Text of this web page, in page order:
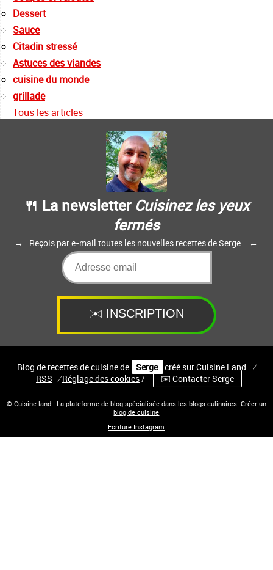
Dessert
Sauce
Citadin stressé
Astuces des viandes
cuisine du monde
grillade
Tous les articles
🍴 La newsletter Cuisinez les yeux
fermés
Reçois par e-mail toutes les nouvelles recettes de Serge.
Blog de recettes de cuisine de Serge créé surCuisine Land
⁄
RSS ⁄Réglage des cookies / ✉️ Contacter Serge
© Cuisine.land : La plateforme de blog spécialisée dans les blogs culinaires. Créer un
blog de cuisine
Ecriture Instagram